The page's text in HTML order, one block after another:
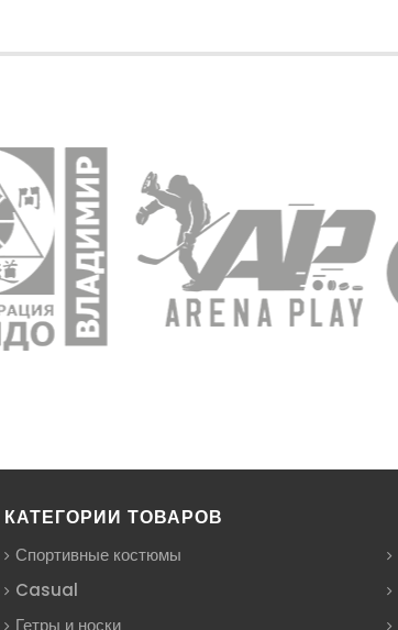
КАТЕГОРИИ ТОВАРОВ
Спортивные костюмы
Casual